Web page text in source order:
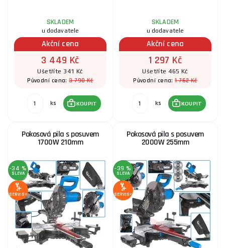
SKLADEM
u dodavatele
Akční cena
3 449 Kč
Ušetříte 341 Kč
Původní cena:3 790 Kč
ks KOUPIT
SKLADEM
u dodavatele
Akční cena
1 297 Kč
Ušetříte 465 Kč
Původní cena:1 762 Kč
ks KOUPIT
Pokosová pila s posuvem
1700W 210mm
-34 %
SLEVA
SERVIS+
Pokosová pila s posuvem
2000W 255mm
-39 %
SLEVA
SERVIS+